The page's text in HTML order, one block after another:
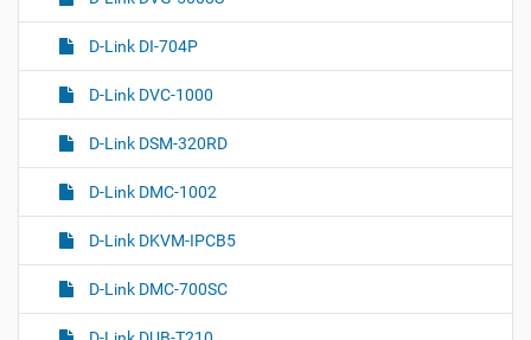
D-Link DI-704P
D-Link DVC-1000
D-Link DSM-320RD
D-Link DMC-1002
D-Link DKVM-IPCB5
D-Link DMC-700SC